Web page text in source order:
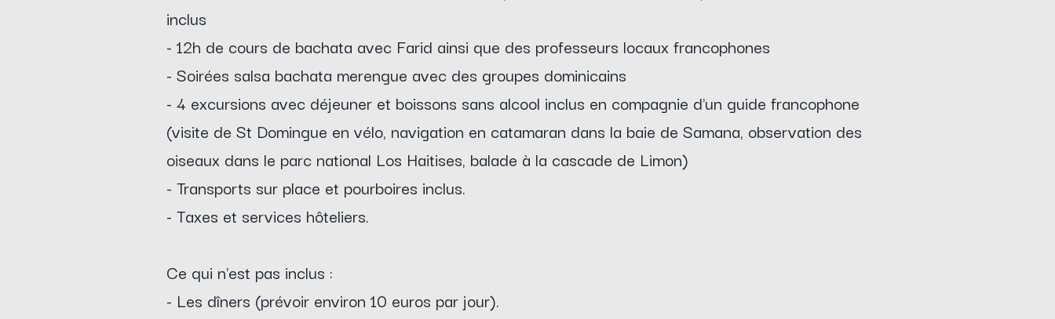
inclus
- 12h de cours de bachata avec Farid ainsi que des professeurs locaux francophones
- Soirées salsa bachata merengue avec des groupes dominicains
- 4 excursions avec déjeuner et boissons sans alcool inclus en compagnie d'un guide francophone
(visite de St Domingue en vélo, navigation en catamaran dans la baie de Samana, observation des
oiseaux dans le parc national Los Haitises, balade à la cascade de Limon)
- Transports sur place et pourboires inclus.
- Taxes et services hôteliers.
Ce qui n'est pas inclus :
- Les dîners (prévoir environ 10 euros par jour).